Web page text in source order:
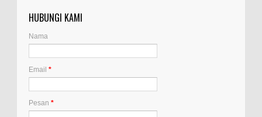
HUBUNGI KAMI
Nama
Email *
Pesan *